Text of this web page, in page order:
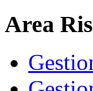
Area